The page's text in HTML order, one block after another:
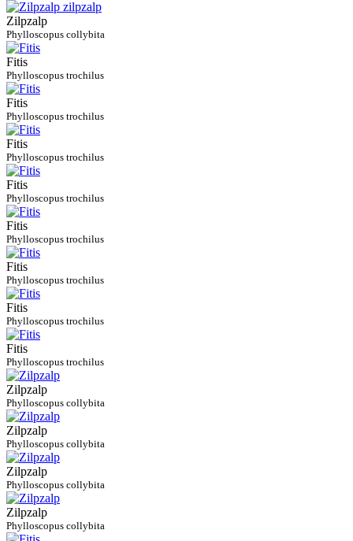
Zilpzalp
Phylloscopus collybita
Fitis
Phylloscopus trochilus
Fitis
Phylloscopus trochilus
Fitis
Phylloscopus trochilus
Fitis
Phylloscopus trochilus
Fitis
Phylloscopus trochilus
Fitis
Phylloscopus trochilus
Fitis
Phylloscopus trochilus
Fitis
Phylloscopus trochilus
Zilpzalp
Phylloscopus collybita
Zilpzalp
Phylloscopus collybita
Zilpzalp
Phylloscopus collybita
Zilpzalp
Phylloscopus collybita